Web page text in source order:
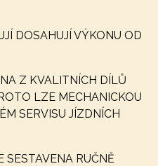
DOSAHUJÍ VÝKONU OD
Z KVALITNÍCH DÍLŮ
LZE MECHANICKOU
SERVISU JÍZDNÍCH
SESTAVENA RUČNĚ